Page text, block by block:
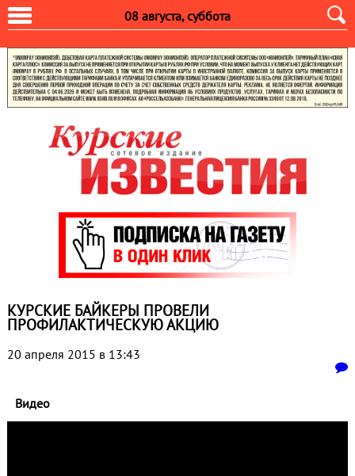
08 августа, суббота
КУРСКИЕ БАЙКЕРЫ ПРОВЕЛИ
ПРОФИЛАКТИЧЕСКУЮ АКЦИЮ
20 апреля 2015 в 13:43
Видео